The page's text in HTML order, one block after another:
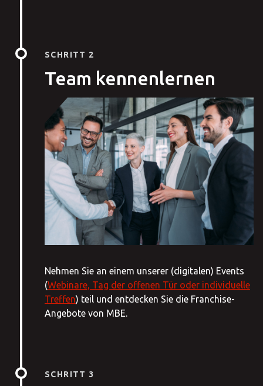
SCHRITT 2
Team kennenlernen
Nehmen Sie an einem unserer (digitalen) Events
(Webinare, Tag der offenen Tür oder individuelle
Treffen) teil und entdecken Sie die Franchise-
Angebote von MBE.
SCHRITT 3